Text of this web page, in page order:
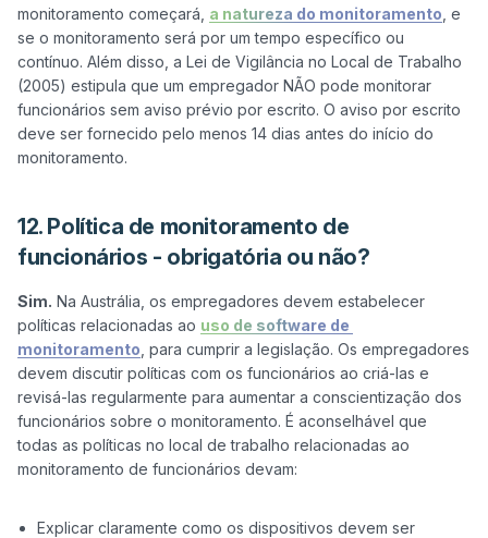
monitoramento começará, a natureza do monitoramento , e
se o monitoramento será por um tempo específico ou
contínuo. Além disso, a Lei de Vigilância no Local de Trabalho
(2005) estipula que um empregador NÃO pode monitorar
funcionários sem aviso prévio por escrito. O aviso por escrito
deve ser fornecido pelo menos 14 dias antes do início do
12. Política de monitoramento de
funcionários - obrigatória ou não?
Sim. Na Austrália, os empregadores devem estabelecer
políticas relacionadas ao uso de software de
monitoramento , para cumprir a legislação. Os empregadores
devem discutir políticas com os funcionários ao criá-las e
revisá-las regularmente para aumentar a conscientização dos
funcionários sobre o monitoramento. É aconselhável que
todas as políticas no local de trabalho relacionadas ao
monitoramento de funcionários devam:
Explicar claramente como os dispositivos devem ser